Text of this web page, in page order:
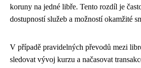
koruny na jedné libře. Tento rozdíl je
dostupností služeb a možností okamžité
V případě pravidelných převodů mezi
sledovat vývoj kurzu a načasovat